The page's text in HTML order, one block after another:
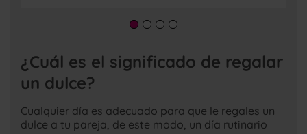
¿Cuál es el significado de regalar
un dulce?
Cualquier día es adecuado para que le regales un
dulce a tu pareja, de este modo, un día rutinario